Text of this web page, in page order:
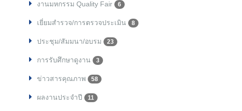
งานมหกรรม Quality Fair 6
เยี่ยมสำรวจ/การตรวจประเมิน 8
ประชุม/สัมมนา/อบรม 23
การรับศึกษาดูงาน 3
ข่าวสารคุณภาพ 58
ผลงานประจำปี 11